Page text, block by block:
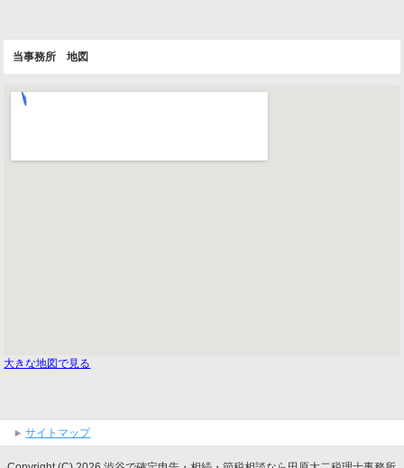
当事務所 地図
大きな地図で見る
サイトマップ